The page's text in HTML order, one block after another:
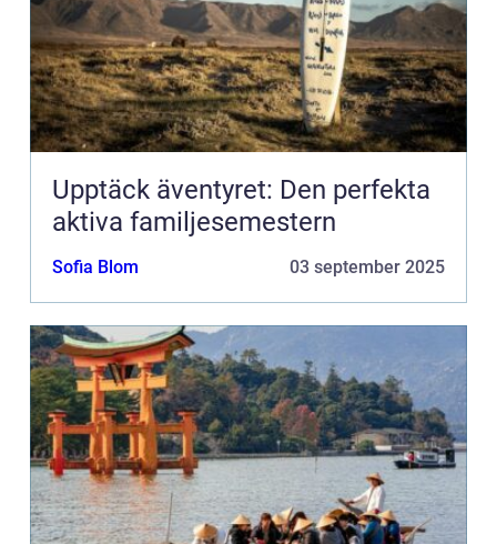
Upptäck äventyret: Den perfekta
aktiva familjesemestern
Sofia Blom 03 september 2025